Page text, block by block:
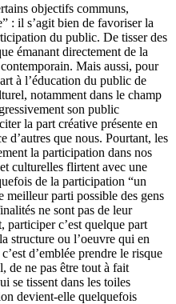
objectifs communs,
: il s’agit bien de favoriser la
du public. De tisser des
émanant directement de la
Mais aussi, pour
à l’éducation du public de
notamment dans le champ
son public
la part créative présente en
d’autres que nous. Pourtant, les
la participation dans nos
culturelles flirtent avec une
de la participation “un
meilleur parti possible des gens
ne sont pas de leur
participer c’est quelque part
structure ou l’oeuvre qui en
d’emblée prendre le risque
de ne pas être tout à fait
se tissent dans les toiles
devient-elle quelquefois